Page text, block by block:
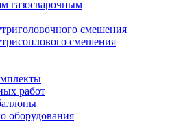
газосварочным
смешения
смешения
работ
оборудования